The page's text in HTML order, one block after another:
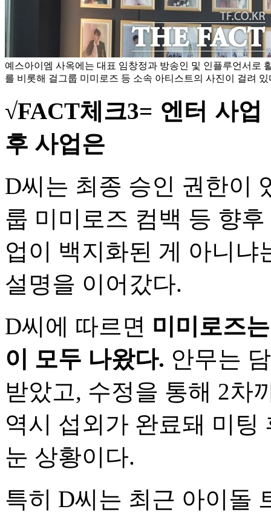
예스아이엠 사옥에는 대표 임창정과 방송인 및 인플루언서로
를 비롯해 걸그룹 미미로즈 등 소속 아티스트의 사진이 걸려
√FACT체크3= 엔터 사업
후 사업은
D씨는 최종 승인 권한이
룹 미미로즈 컴백 등 향
업이 백지화된 게 아니냐
설명을 이어갔다.
D씨에 따르면 미미로즈
이 모두 나왔다. 안무는
받았고, 수정을 통해 2차
역시 섭외가 완료돼 미팅
눈 상황이다.
특히 D씨는 최근 아이돌